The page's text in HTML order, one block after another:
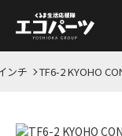
ンチ TF6-2 KYOHO